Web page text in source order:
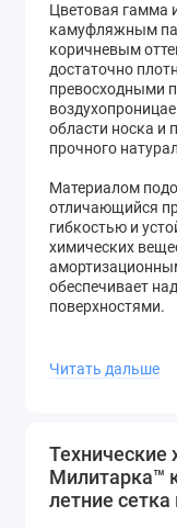
Цветовая гамма
камуфляжным
коричневым
достаточно
превосходными
области носка и
прочного
Материалом
отличающийся
гибкостью и
химических
обеспечивает
поверхностями.
от проверенного
Купить
сетка койот и
всегда можно в
Читать дальше
Технические
Милитарка™
летние сетка